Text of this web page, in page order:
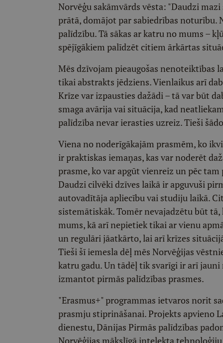
Norvēģu sakāmvārds vēsta: "Daudzi
prātā, domājot par sabiedrības
palīdzību. Tā sākas ar katru no mums –
spējīgākiem palīdzēt citiem ārkārtas
Mēs dzīvojam pieaugošas nenoteiktības
tikai abstrakts jēdziens. Vienlaikus arī
Krīze var izpausties dažādi – tā var būt
smaga avārija vai situācija, kad
palīdzība nevar ierasties uzreiz. Tieši
Viena no noderīgākajām prasmēm, ko
ir praktiskas iemaņas, kas var noderēt
prasme, ko var apgūt vienreiz un pēc
Daudzi cilvēki dzīves laikā ir apguvuši
autovadītāja apliecību vai studiju laikā.
sistemātiskāk. Tomēr nevajadzētu būt
mums, kā arī nepietiek tikai ar vienu
un regulāri jāatkārto, lai arī krīzes
Tieši šī iemesla dēļ mēs Norvēģijas
katru gadu. Un tādēļ tik svarīgi ir arī
izmantot pirmās palīdzības prasmes.
"Erasmus+" programmas ietvaros norit
prasmju stiprināšanai. Projekts apvieno
dienestu, Dānijas Pirmās palīdzības
Norvēģijas mākslīgā intelekta